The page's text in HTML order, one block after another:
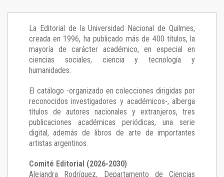
La Editorial de la Universidad Nacional de Quilmes,
creada en 1996, ha publicado más de 400 títulos, la
mayoría de carácter académico, en especial en
ciencias sociales, ciencia y tecnología y
humanidades.
El catálogo -organizado en colecciones dirigidas por
reconocidos investigadores y académicos-, alberga
títulos de autores nacionales y extranjeros, tres
publicaciones académicas periódicas, una serie
digital, además de libros de arte de importantes
artistas argentinos.
Comité Editorial (2026-2030)
Alejandra Rodríguez, Departamento de Ciencias